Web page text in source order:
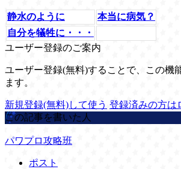
静水のように
本当に病気？
自分を犠牲に・・・
ユーザー登録のご案内
ユーザー登録(無料)することで、この機
ます。
新規登録(無料)して使う 登録済みの方は
この記事を書いた人
パワプロ攻略班
ポスト